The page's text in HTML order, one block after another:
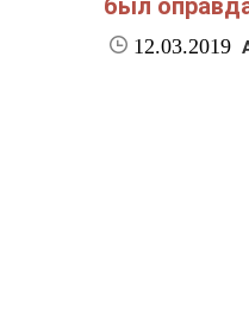
был
12.03.2019